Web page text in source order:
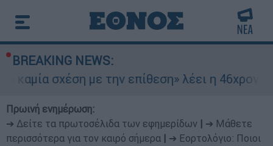
BREAKING NEWS:
την επίθεση» λέει η 46χρονη - Τι
Πρωινή ενημέρωση:
➔ Δείτε τα πρωτοσέλιδα των εφημερίδων
➔ Μάθετε
περισσότερα για τον καιρό σήμερα
➔ Εορτολόγιο: Ποιοι